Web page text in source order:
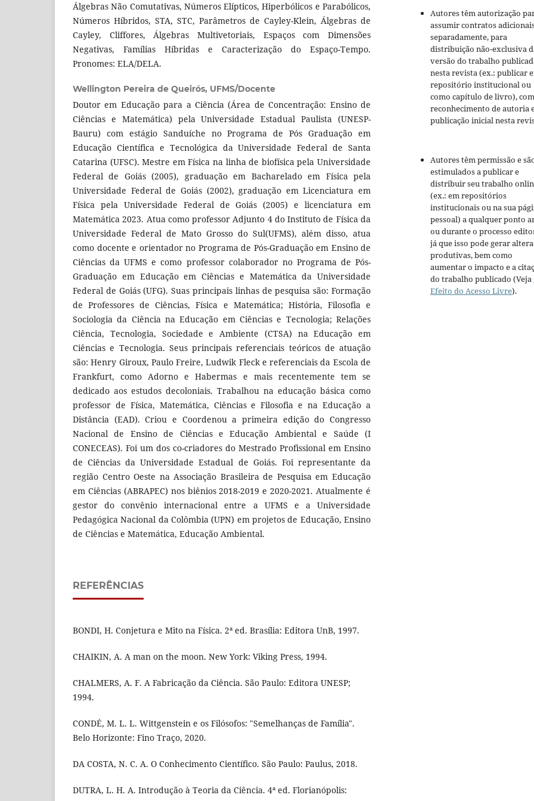
Álgebras Não Comutativas, Números Elípticos, Hiperbólicos e Parabólicos,
Números Híbridos, STA, STC, Parâmetros de Cayley-Klein, Álgebras de
Cayley, Cliffores, Álgebras Multivetoriais, Espaços com Dimensões
Negativas, Famílias Híbridas e Caracterização do Espaço-Tempo.
Pronomes: ELA/DELA.
Wellington Pereira de Queirós, UFMS/Docente
Doutor em Educação para a Ciência (Área de Concentração: Ensino de
Ciências e Matemática) pela Universidade Estadual Paulista (UNESP-
Bauru) com estágio Sanduíche no Programa de Pós Graduação em
Educação Científica e Tecnológica da Universidade Federal de Santa
Catarina (UFSC). Mestre em Física na linha de biofísica pela Universidade
Federal de Goiás (2005), graduação em Bacharelado em Física pela
Universidade Federal de Goiás (2002), graduação em Licenciatura em
Física pela Universidade Federal de Goiás (2005) e licenciatura em
Matemática 2023. Atua como professor Adjunto 4 do Instituto de Física da
Universidade Federal de Mato Grosso do Sul(UFMS), além disso, atua
como docente e orientador no Programa de Pós-Graduação em Ensino de
Ciências da UFMS e como professor colaborador no Programa de Pós-
Graduação em Educação em Ciências e Matemática da Universidade
Federal de Goiás (UFG). Suas principais linhas de pesquisa são: Formação
de Professores de Ciências, Física e Matemática; História, Filosofia e
Sociologia da Ciência na Educação em Ciências e Tecnologia; Relações
Ciência, Tecnologia, Sociedade e Ambiente (CTSA) na Educação em
Ciências e Tecnologia. Seus principais referenciais teóricos de atuação
são: Henry Giroux, Paulo Freire, Ludwik Fleck e referenciais da Escola de
Frankfurt, como Adorno e Habermas e mais recentemente tem se
dedicado aos estudos decoloniais. Trabalhou na educação básica como
professor de Física, Matemática, Ciências e Filosofia e na Educação a
Distância (EAD). Criou e Coordenou a primeira edição do Congresso
Nacional de Ensino de Ciências e Educação Ambiental e Saúde (I
CONECEAS). Foi um dos co-criadores do Mestrado Profissional em Ensino
de Ciências da Universidade Estadual de Goiás. Foi representante da
região Centro Oeste na Associação Brasileira de Pesquisa em Educação
em Ciências (ABRAPEC) nos biênios 2018-2019 e 2020-2021. Atualmente é
gestor do convênio internacional entre a UFMS e a Universidade
Pedagógica Nacional da Colômbia (UPN) em projetos de Educação, Ensino
de Ciências e Matemática, Educação Ambiental.
REFERÊNCIAS
BONDI, H. Conjetura e Mito na Física. 2ª ed. Brasília: Editora UnB, 1997.
CHAIKIN, A. A man on the moon. New York: Viking Press, 1994.
CHALMERS, A. F. A Fabricação da Ciência. São Paulo: Editora UNESP;
1994.
CONDÉ, M. L. L. Wittgenstein e os Filósofos: "Semelhanças de Família".
Belo Horizonte: Fino Traço, 2020.
DA COSTA, N. C. A. O Conhecimento Científico. São Paulo: Paulus, 2018.
DUTRA, L. H. A. Introdução à Teoria da Ciência. 4ª ed. Florianópolis:
Autores têm autorização
assumir contratos
separadamente, para
distribuição não-exclusiva
versão do trabalho
nesta revista (ex.: publicar
repositório institucional ou
como capítulo de livro), com
reconhecimento de autoria
publicação inicial nesta
Autores têm permissão e
estimulados a publicar e
distribuir seu trabalho
(ex.: em repositórios
institucionais ou na sua
pessoal) a qualquer ponto
ou durante o processo
já que isso pode gerar
produtivas, bem como
aumentar o impacto e a
do trabalho publicado (Veja
Efeito do Acesso Livre).